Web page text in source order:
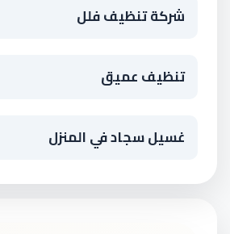
شركة تنظيف فلل
تنظيف عميق
غسيل سجاد في المنزل